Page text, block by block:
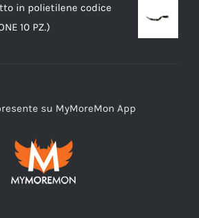
in polietilene codice
10 PZ.)
su MyMoreMon App